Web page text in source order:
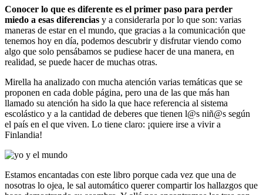
Conocer lo que es diferente es el primer paso para perder
miedo a esas diferencias y a considerarla por lo que son: varias
maneras de estar en el mundo, que gracias a la comunicación que
tenemos hoy en día, podemos descubrir y disfrutar viendo como
algo que solo pensábamos se pudiese hacer de una manera, en
realidad, se puede hacer de muchas otras.
Mirella ha analizado con mucha atención varias temáticas que se
proponen en cada doble página, pero una de las que más han
llamado su atención ha sido la que hace referencia al sistema
escolástico y a la cantidad de deberes que tienen l@s niñ@s según
el país en el que viven. Lo tiene claro: ¡quiere irse a vivir a
Finlandia!
Estamos encantadas con este libro porque cada vez que una de
nosotras lo ojea, le sal automático querer compartir los hallazgos que